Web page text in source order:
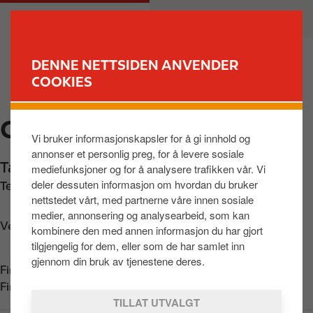
DENNE NETTSIDEN ANVENDER
COOKIES
Vi bruker informasjonskapsler for å gi innhold og
annonser et personlig preg, for å levere sosiale
mediefunksjoner og for å analysere trafikken vår. Vi
deler dessuten informasjon om hvordan du bruker
nettstedet vårt, med partnerne våre innen sosiale
medier, annonsering og analysearbeid, som kan
kombinere den med annen informasjon du har gjort
tilgjengelig for dem, eller som de har samlet inn
gjennom din bruk av tjenestene deres.
TILLAT UTVALGT
h
o
v
e
d
n
o
l
M
v
CIRCLE K KONGSVINGER
Tajevegen 5,Kongsvinger,2211,NO
Telefon: +4762819511
Veibeskrivelse
Finn oss i
Finn oss i